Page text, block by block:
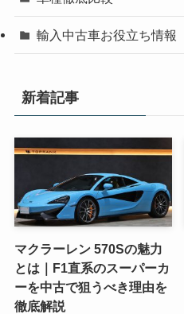
輸入中古車お役立ち情報
新着記事
マクラーレン 570Sの魅力
とは｜F1直系のスーパーカ
ーを中古で狙うべき理由を
徹底解説